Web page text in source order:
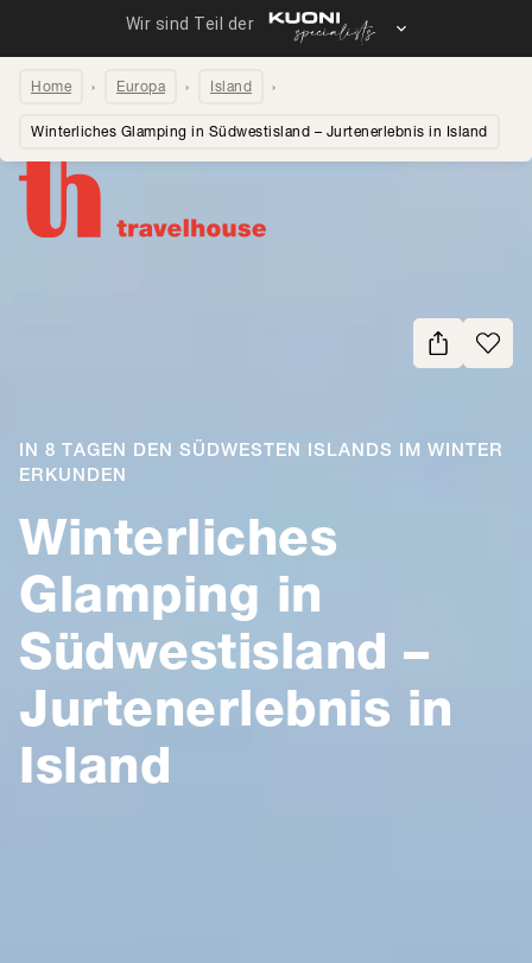
Home Europa Island
Winterliches Glamping in Südwestisland – Jurtenerlebnis in Island
Winterliches
Glamping in
Südwestisland –
Jurtenerlebnis in
Island
IN 8 TAGEN DEN SÜDWESTEN ISLANDS IM WINTER
ERKUNDEN